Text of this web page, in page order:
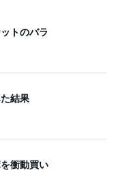
トのバラ
結果
衝動買い